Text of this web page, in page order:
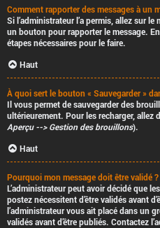
Comment rapporter des messages à un
Si l’administrateur l’a permis, allez sur
un bouton pour rapporter le message.
étapes nécessaires pour le faire.
Haut
À quoi sert le bouton « Sauvegarder »
Il vous permet de sauvegarder des
ultérieurement. Pour les recharger, allez
Aperçu --> Gestion des brouillons).
Haut
Pourquoi mon message doit être validé ?
L’administrateur peut avoir décidé que
postez nécessitent d’être validés avant
l’administrateur vous ait placé dans un
validés avant d’être publiés. Contactez